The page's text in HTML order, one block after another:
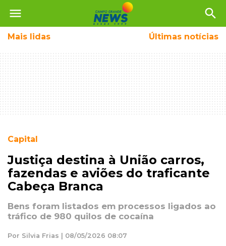
menu search
Mais lidas Últimas notícias
Capital
Justiça destina à União carros,
fazendas e aviões do traficante
Cabeça Branca
Bens foram listados em processos ligados ao
tráfico de 980 quilos de cocaína
Por Silvia Frias | 08/05/2026 08:07